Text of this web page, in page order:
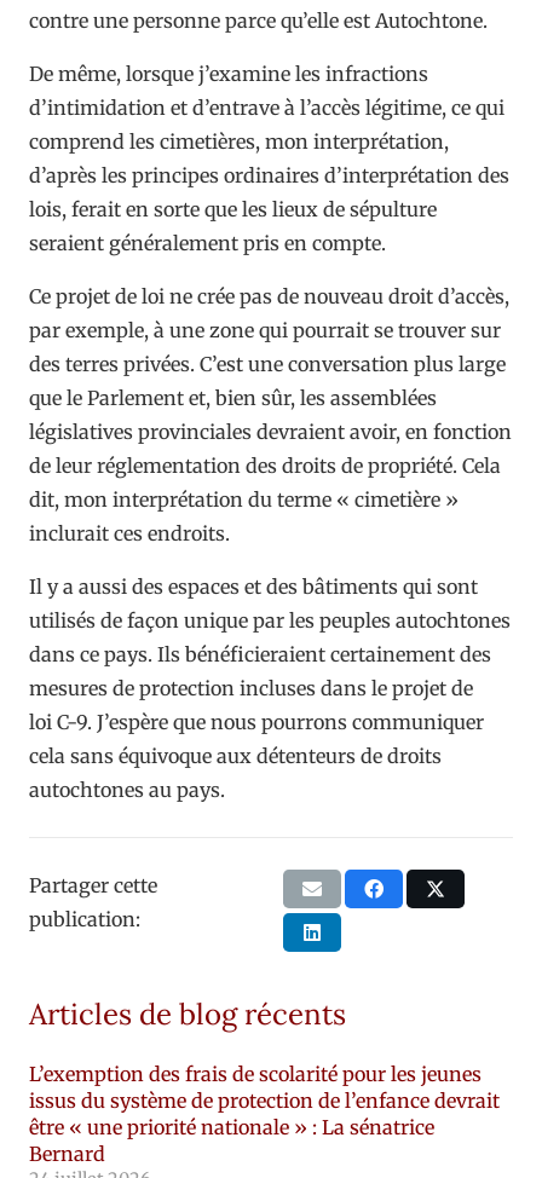
contre une personne parce qu’elle est Autochtone.
De même, lorsque j’examine les infractions
d’intimidation et d’entrave à l’accès légitime, ce qui
comprend les cimetières, mon interprétation,
d’après les principes ordinaires d’interprétation des
lois, ferait en sorte que les lieux de sépulture
seraient généralement pris en compte.
Ce projet de loi ne crée pas de nouveau droit d’accès,
par exemple, à une zone qui pourrait se trouver sur
des terres privées. C’est une conversation plus large
que le Parlement et, bien sûr, les assemblées
législatives provinciales devraient avoir, en fonction
de leur réglementation des droits de propriété. Cela
dit, mon interprétation du terme « cimetière »
inclurait ces endroits.
Il y a aussi des espaces et des bâtiments qui sont
utilisés de façon unique par les peuples autochtones
dans ce pays. Ils bénéficieraient certainement des
mesures de protection incluses dans le projet de
loi C-9. J’espère que nous pourrons communiquer
cela sans équivoque aux détenteurs de droits
autochtones au pays.
Partager cette
publication:
Articles de blog récents
L’exemption des frais de scolarité pour les jeunes
issus du système de protection de l’enfance devrait
être « une priorité nationale » : La sénatrice
Bernard